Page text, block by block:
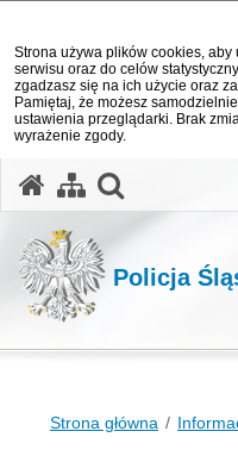
Strona używa plików cookies, aby
serwisu oraz do celów
zgadzasz się na ich użycie oraz
Pamiętaj, że możesz
ustawienia przeglądarki. Brak
wyrażenie zgody.
Policja
Strona główna